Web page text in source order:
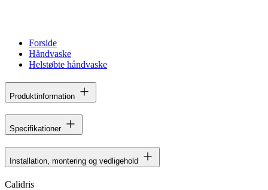
Forside
Håndvaske
Helstøbte håndvaske
Produktinformation
Specifikationer
Installation, montering og vedligehold
Calidris